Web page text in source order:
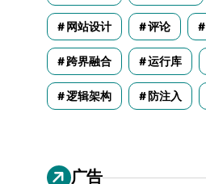
网站设计 评论
跨界融合 运行库
逻辑架构 防注入
广告